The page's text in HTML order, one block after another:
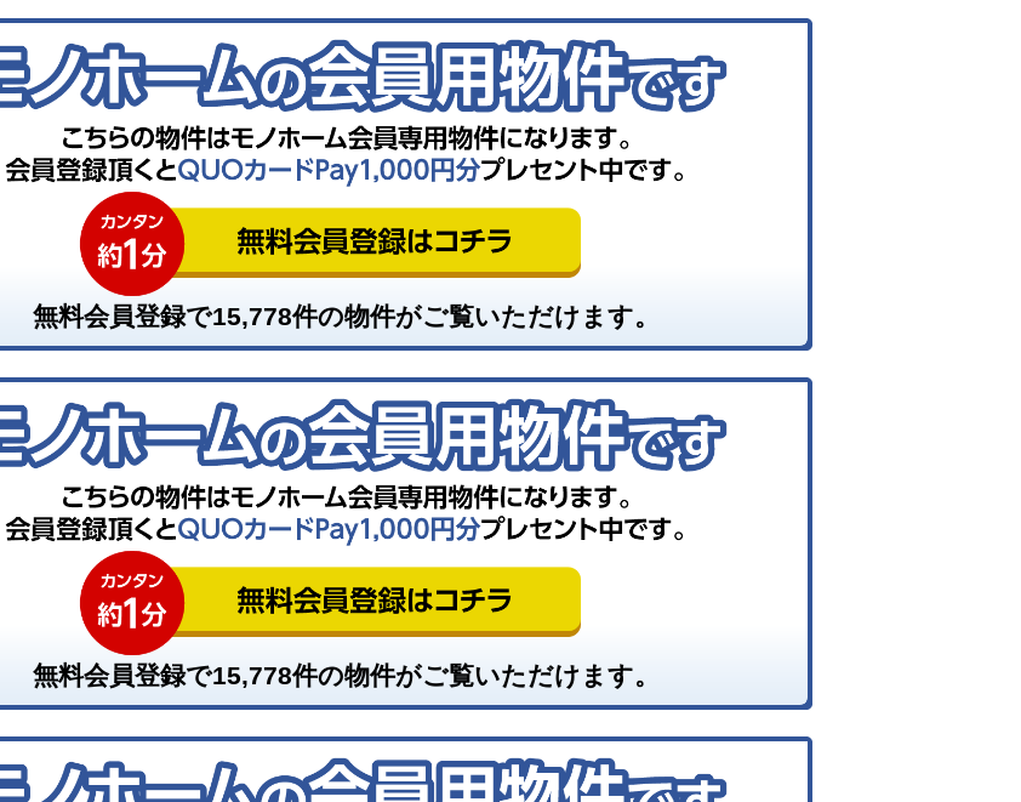
無料会員登録で15,778件の物件がご覧いただけます。
無料会員登録で15,778件の物件がご覧いただけます。